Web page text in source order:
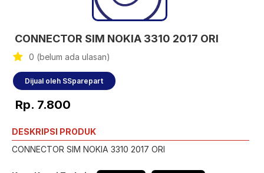
CONNECTOR SIM NOKIA 3310 2017 ORI
0 (belum ada ulasan)
Dijual oleh SSparepart
Rp. 7.800
DESKRIPSI PRODUK
CONNECTOR SIM NOKIA 3310 2017 ORI